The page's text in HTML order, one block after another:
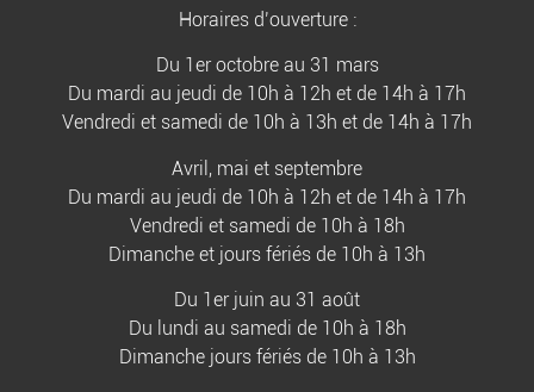
Horaires d’ouverture :
Du 1er octobre au 31 mars
Du mardi au jeudi de 10h à 12h et de 14h à 17h
Vendredi et samedi de 10h à 13h et de 14h à 17h
Avril, mai et septembre
Du mardi au jeudi de 10h à 12h et de 14h à 17h
Vendredi et samedi de 10h à 18h
Dimanche et jours fériés de 10h à 13h
Du 1er juin au 31 août
Du lundi au samedi de 10h à 18h
Dimanche jours fériés de 10h à 13h